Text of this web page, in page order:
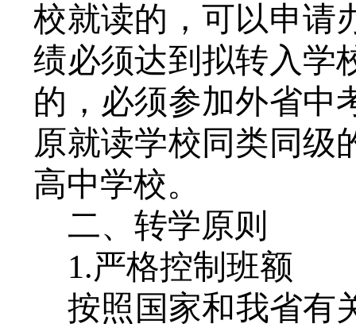
校就读的，可以申请
绩必须达到拟转入学
的，必须参加外省中
原就读学校同类同级
高中学校。
二、转学原则
1.严格控制班额
按照国家和我省有